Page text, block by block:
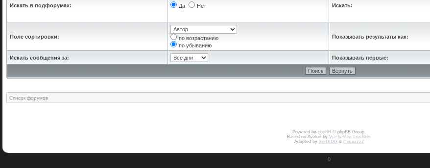
Искать в подфорумах: Да Нет Искать:
Поле сортировки:
по возрастанию
по убыванию
Показывать результаты как:
Искать сообщения за: Показывать первые:
Список форумов
Powered by phpBB © phpBB Group.
Based on Avalon by Vjacheslav Trushkin.
Adapted by SerDIDG& DimazzzZ
0